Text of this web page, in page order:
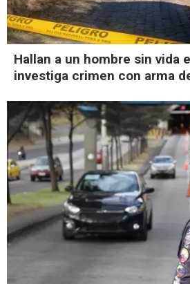
Hallan a un hombre sin vida
investiga crimen con arma